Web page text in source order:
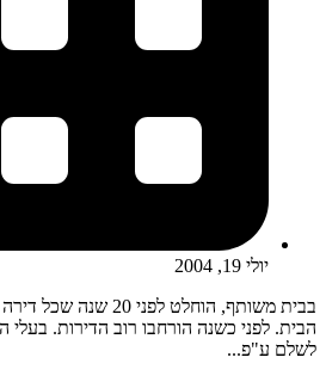
יולי 19, 2004
בבית משותף, הוחלט
הבית. לפני כשנה הורחבו רוב הדירות. בעלי
לשלם ע"פ...